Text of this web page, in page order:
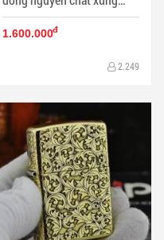
quanh cô gái chạm khắc cổ
điển (Amor) - Mã SP:
1.600.000đ
2.249